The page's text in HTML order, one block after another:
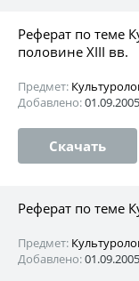
Реферат по теме
половине XIII вв.
Предмет:
Добавлено:01.09.2005
Скачать
Реферат по теме
Предмет:
Добавлено:01.09.2005